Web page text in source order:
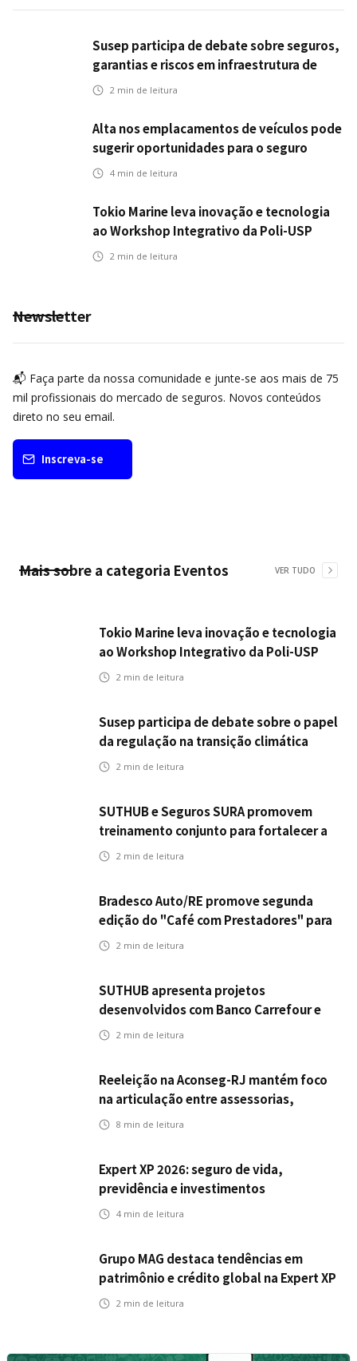
Susep participa de debate sobre seguros,
garantias e riscos em infraestrutura de
transportes
2 min de leitura
Alta nos emplacamentos de veículos pode
sugerir oportunidades para o seguro
automotivo
4 min de leitura
Tokio Marine leva inovação e tecnologia
ao Workshop Integrativo da Poli-USP
2 min de leitura
Newsletter
📬 Faça parte da nossa comunidade e junte-se aos mais de 75
mil profissionais do mercado de seguros. Novos conteúdos
direto no seu email.
Inscreva-se
Mais sobre a categoria Eventos VER TUDO
Tokio Marine leva inovação e tecnologia
ao Workshop Integrativo da Poli-USP
2 min de leitura
Susep participa de debate sobre o papel
da regulação na transição climática
2 min de leitura
SUTHUB e Seguros SURA promovem
treinamento conjunto para fortalecer a
operação comercial do Seguro
2 min de leitura
Bradesco Auto/RE promove segunda
edição do "Café com Prestadores" para
fortalecer parceria e aprimorar
2 min de leitura
SUTHUB apresenta projetos
desenvolvidos com Banco Carrefour e
A.PET no Congresso Latino-Americano
2 min de leitura
Reeleição na Aconseg-RJ mantém foco
na articulação entre assessorias,
corretores e seguradoras
8 min de leitura
Expert XP 2026: seguro de vida,
previdência e investimentos
estabelecem uma nova agenda para a
4 min de leitura
Grupo MAG destaca tendências em
patrimônio e crédito global na Expert XP
2026
2 min de leitura